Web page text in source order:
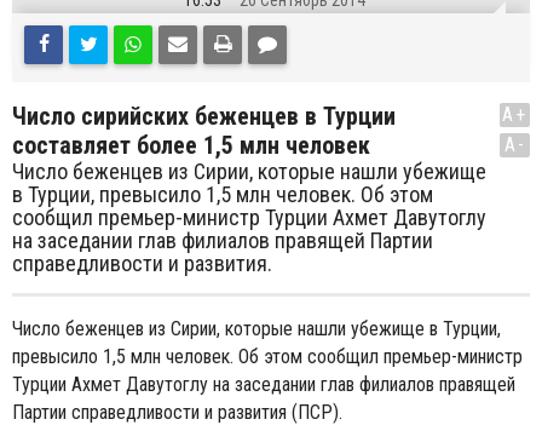
Число сирийских беженцев в Турции
составляет более 1,5 млн человек
Число беженцев из Сирии, которые нашли убежище
в Турции, превысило 1,5 млн человек. Об этом
сообщил премьер-министр Турции Ахмет Давутоглу
на заседании глав филиалов правящей Партии
справедливости и развития.
A+
A-
Число беженцев из Сирии, которые нашли убежище в Турции,
превысило 1,5 млн человек. Об этом сообщил премьер-министр
Турции Ахмет Давутоглу на заседании глав филиалов правящей
Партии справедливости и развития (ПСР).